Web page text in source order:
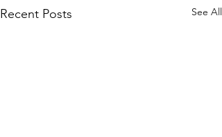
Recent Posts See All